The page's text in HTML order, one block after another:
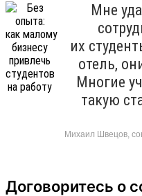
Мне
их
отель,
Многие
такую
Михаил Швецов,
Договоритесь о